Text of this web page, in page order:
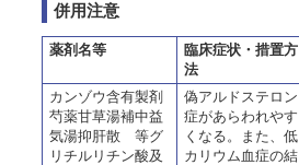
併用注意
薬剤名等
臨床症状・措置方
法
カンゾウ含有製剤
芍薬甘草湯補中益
気湯抑肝散 等グ
リチルリチン酸及
偽アルドステロン
症があらわれやす
くなる。また、低
カリウム血症の結